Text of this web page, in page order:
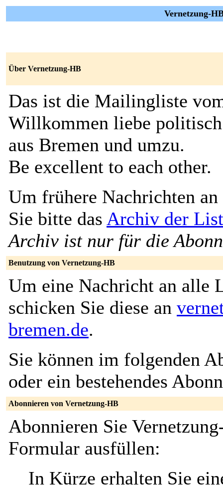
Vernetzung-
Über Vernetzung-HB
Das ist die Mailingliste
Willkommen liebe politisch
aus Bremen und umzu.
Be excellent to each other.
Um frühere Nachrichten an
Sie bitte das Archiv der
Archiv ist nur für die
Benutzung von Vernetzung-HB
Um eine Nachricht an alle
schicken Sie diese an
bremen.de.
Sie können im folgenden
oder ein bestehendes
Abonnieren von Vernetzung-HB
Abonnieren Sie
Formular ausfüllen:
In Kürze erhalten Sie